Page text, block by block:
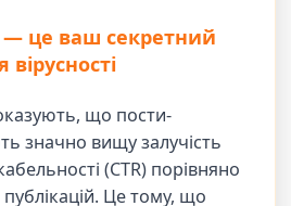
— це ваш секретний
що пости-
значно вищу залучість
(CTR) порівняно
Це тому, що